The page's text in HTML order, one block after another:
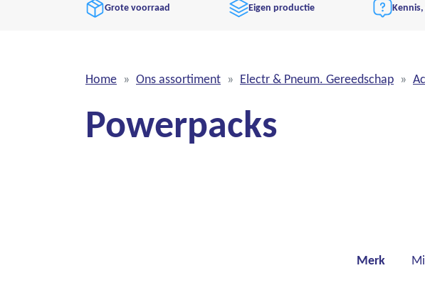
Grote voorraad Eigen productie
Home Ons assortiment Electr & Pneum. Gereedschap
Powerpacks
Merk